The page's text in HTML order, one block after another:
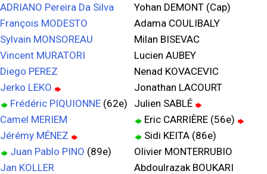
ADRIANO Pereira Da Silva
François MODESTO
Sylvain MONSOREAU
Vincent MURATORI
Diego PEREZ
Jerko LEKO
Frédéric PIQUIONNE (62e)
Camel MERIEM
Jérémy MÉNEZ
Juan Pablo PINO (89e)
Jan KOLLER
Yohan DEMONT (Cap)
Adama COULIBALY
Milan BISEVAC
Lucien AUBEY
Nenad KOVACEVIC
Jonathan LACOURT
Julien SABLÉ
Eric CARRIÈRE (56e)
Sidi KEITA (86e)
Olivier MONTERRUBIO
Abdoulrazak BOUKARI